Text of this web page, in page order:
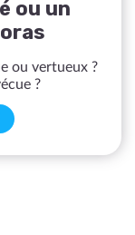
ou un
ou vertueux ?
?